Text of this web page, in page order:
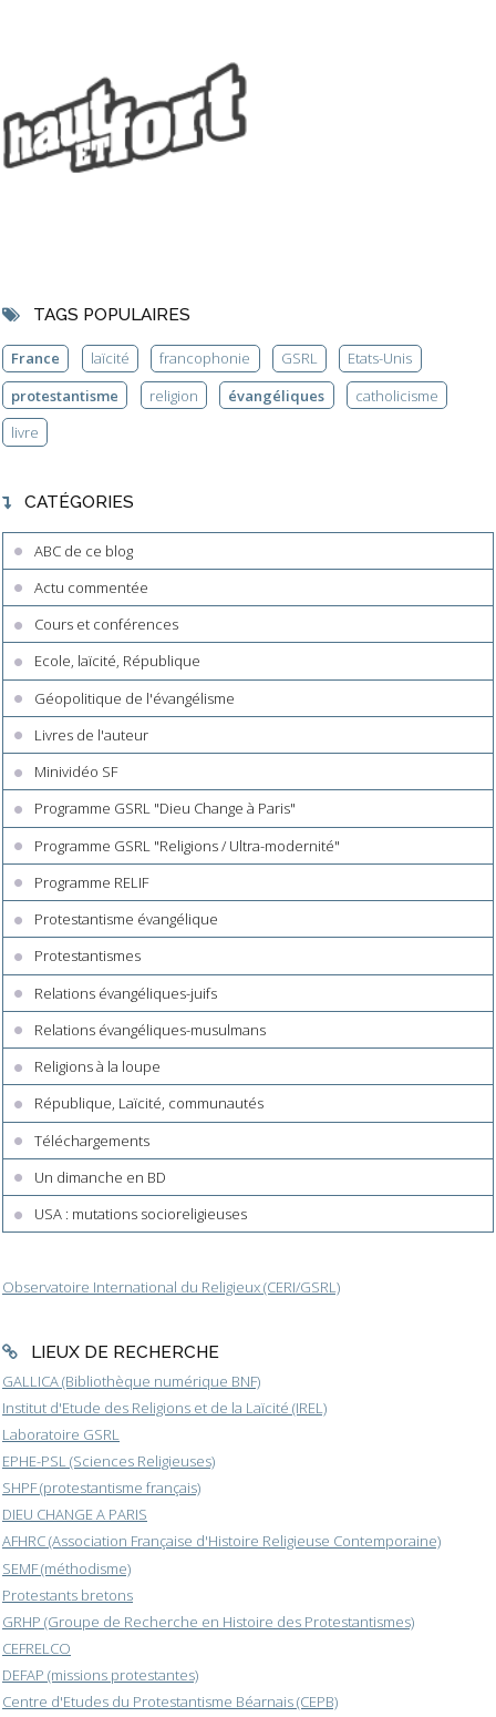
TAGS POPULAIRES
France laïcité francophonie GSRL
Etats-Unis
protestantisme
religion évangéliques
catholicisme
livre
CATÉGORIES
ABC de ce blog
Actu commentée
Cours et conférences
Ecole, laïcité, République
Géopolitique de l'évangélisme
Livres de l'auteur
Minividéo SF
Programme GSRL "Dieu Change à Paris"
Programme GSRL "Religions / Ultra-modernité"
Programme RELIF
Protestantisme évangélique
Protestantismes
Relations évangéliques-juifs
Relations évangéliques-musulmans
Religions à la loupe
République, Laïcité, communautés
Téléchargements
Un dimanche en BD
USA : mutations socioreligieuses
Observatoire International du Religieux (CERI/GSRL)
LIEUX DE RECHERCHE
GALLICA (Bibliothèque numérique BNF)
Institut d'Etude des Religions et de la Laïcité (IREL)
Laboratoire GSRL
EPHE-PSL (Sciences Religieuses)
SHPF (protestantisme français)
DIEU CHANGE A PARIS
AFHRC (Association Française d'Histoire Religieuse Contemporaine)
SEMF (méthodisme)
Protestants bretons
GRHP (Groupe de Recherche en Histoire des Protestantismes)
CEFRELCO
DEFAP (missions protestantes)
Centre d'Etudes du Protestantisme Béarnais (CEPB)